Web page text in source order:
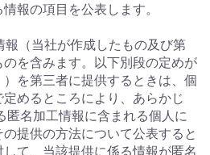
報の項目を公表します。
報（当社が作成したもの及び第
を含みます。以下別段の定めが
を第三者に提供するときは、個
めるところにより、あらかじ
匿名加工情報に含まれる個人に
提供の方法について公表すると
て、当該提供に係る情報が匿名